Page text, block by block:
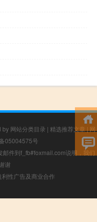
by 网站分类目录 | 精选推荐文章 | 网
05004575号
件到f_fb#foxmail.com说明，我们
谢
性广告及商业合作